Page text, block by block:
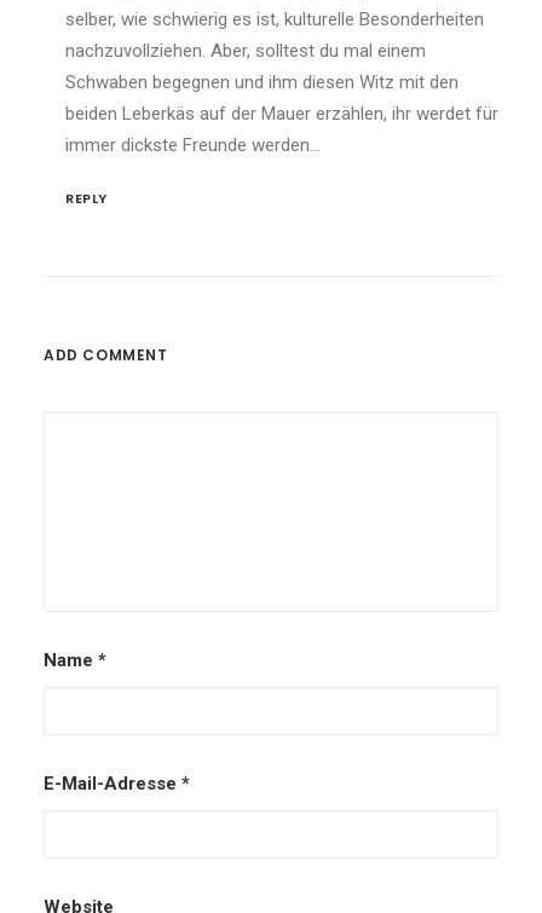
selber, wie schwierig es ist, kulturelle Besonderheiten
nachzuvollziehen. Aber, solltest du mal einem
Schwaben begegnen und ihm diesen Witz mit den
beiden Leberkäs auf der Mauer erzählen, ihr werdet für
immer dickste Freunde werden…
REPLY
ADD COMMENT
Name *
E-Mail-Adresse *
Website